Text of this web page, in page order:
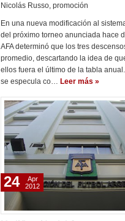
Nicolás Russo, promoción
En una nueva modificación al
del próximo torneo anunciada hace
AFA determinó que los tres
promedio, descartando la idea de
ellos fuera el último de la tabla
se especula co… Leer más »
24
Apr
2012